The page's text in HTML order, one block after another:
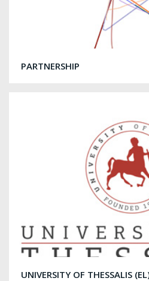
PARTNERSHIP
UNIVERSITY OF THESSALIS